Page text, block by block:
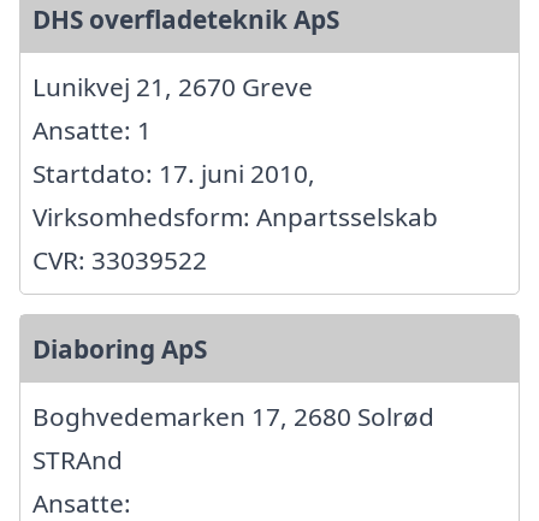
DHS overfladeteknik ApS
Lunikvej 21, 2670 Greve
Ansatte: 1
Startdato: 17. juni 2010,
Virksomhedsform: Anpartsselskab
CVR: 33039522
Diaboring ApS
Boghvedemarken 17, 2680 Solrød
STRAnd
Ansatte: